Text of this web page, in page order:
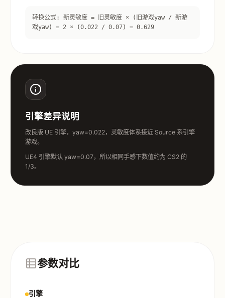
转换公式: 新灵敏度 = 旧灵敏度 × (旧游戏yaw / 新游
戏yaw) = 2 × (0.022 / 0.07) = 0.629
引擎差异说明
改良版 UE 引擎，yaw=0.022，灵敏度体系接近 Source 系引擎
游戏。
UE4 引擎默认 yaw=0.07，所以相同手感下数值约为 CS2 的
1/3。
参数对比
引擎